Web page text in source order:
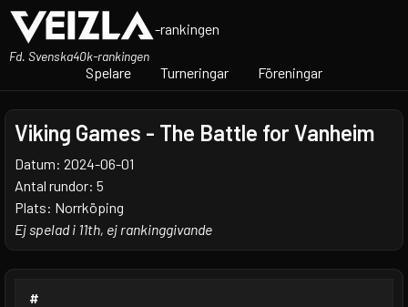
-rankingen
Fd. Svenska40k-rankingen
Spelare Turneringar Föreningar
Viking Games - The Battle for Vanheim
Datum: 2024-06-01
Antal rundor: 5
Plats: Norrköping
Ej spelad i 11th, ej rankinggivande
#